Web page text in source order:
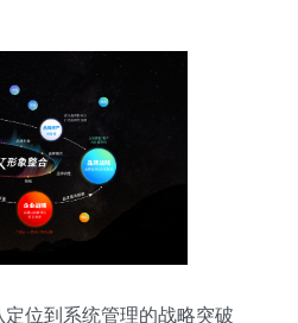
位到系统管理的战略突破